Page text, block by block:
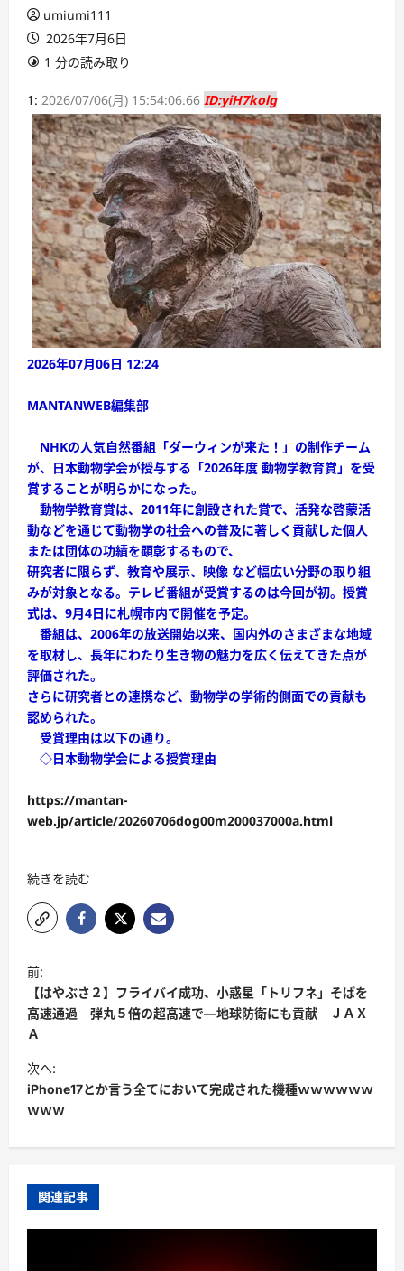
umiumi111
2026年7月6日
1 分の読み取り
1: 2026/07/06(月) 15:54:06.66 ID:yiH7kolg
2026年07月06日 12:24
MANTANWEB編集部
NHKの人気自然番組「ダーウィンが来た！」の制作チーム
が、日本動物学会が授与する「2026年度 動物学教育賞」を受
賞することが明らかになった。
動物学教育賞は、2011年に創設された賞で、活発な啓蒙活
動などを通じて動物学の社会への普及に著しく貢献した個人
または団体の功績を顕彰するもので、
研究者に限らず、教育や展示、映像 など幅広い分野の取り組
みが対象となる。テレビ番組が受賞するのは今回が初。授賞
式は、9月4日に札幌市内で開催を予定。
番組は、2006年の放送開始以来、国内外のさまざまな地域
を取材し、長年にわたり生き物の魅力を広く伝えてきた点が
評価された。
さらに研究者との連携など、動物学の学術的側面での貢献も
認められた。
受賞理由は以下の通り。
◇日本動物学会による授賞理由
https://mantan-
web.jp/article/20260706dog00m200037000a.html
続きを読む
前:
【はやぶさ２】フライバイ成功、小惑星「トリフネ」そばを
高速通過 弾丸５倍の超高速で―地球防衛にも貢献 ＪＡＸ
Ａ
次へ:
iPhone17とか言う全てにおいて完成された機種ｗｗｗｗｗｗ
ｗｗｗ
関連記事